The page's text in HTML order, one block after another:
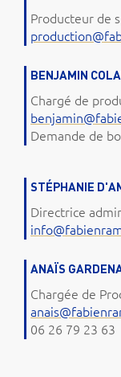
Producteur de
BENJAMIN
Chargé de
Demande de
STÉPHANIE
Directrice
ANAÏS
Chargée de
06 26 79 23 63